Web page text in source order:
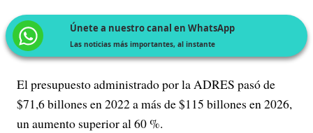
Únete a nuestro canal en WhatsApp
Las noticias más importantes, al instante
El presupuesto administrado por la ADRES pasó de
$71,6 billones en 2022 a más de $115 billones en 2026,
un aumento superior al 60 %.